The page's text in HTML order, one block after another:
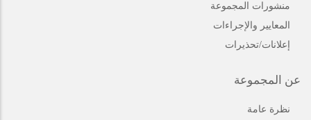
منشورات المجموعة
المعايير والإجراءات
إعلانات/تحذيرات
عن المجموعة
نظرة عامة